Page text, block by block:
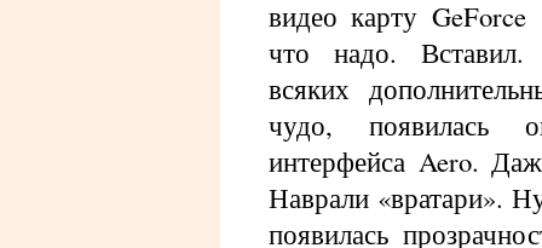
видео карту
что надо. Вставил.
всяких
чудо, появилась
интерфейса Aero.
Наврали «вратари».
появилась